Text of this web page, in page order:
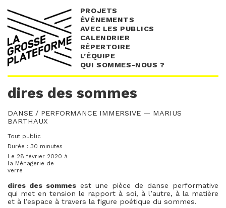
PROJETS
ÉVÉNEMENTS
AVEC LES PUBLICS
CALENDRIER
RÉPERTOIRE
L’ÉQUIPE
QUI SOMMES-NOUS ?
dires des sommes
DANSE / PERFORMANCE IMMERSIVE — MARIUS
BARTHAUX
Tout public
Durée : 30 minutes
Le 28 février 2020 à
la Ménagerie de
verre
dires des sommes est une pièce de danse performative
qui met en tension le rapport à soi, à l’autre, à la matière
et à l’espace à travers la figure poétique du sommes.